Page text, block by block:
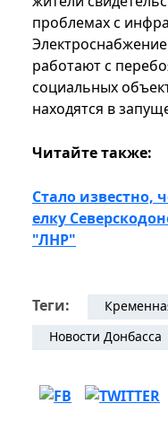
проблемах с
работают с
социальных
находятся в
Читайте также:
Стало известно,
елку
"ЛНР"
Теги:
Новости Донбасса